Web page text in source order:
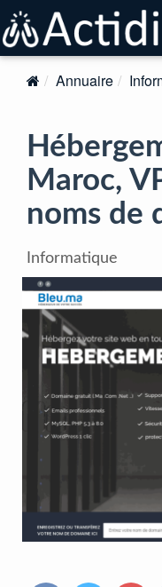
Annuaire
Maroc,
noms de
Informatique